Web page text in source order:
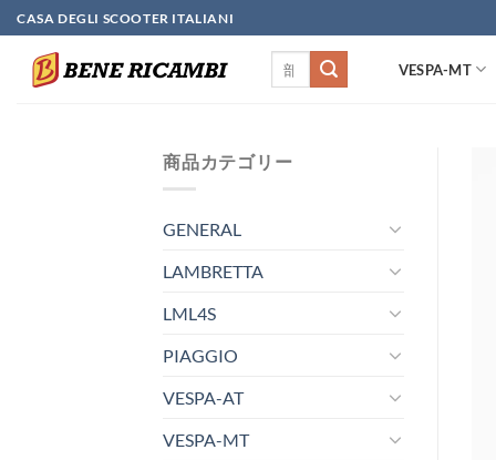
Skip
to
content
CASA DEGLI SCOOTER ITALIANI
VESPA-MT
商品カテゴリー
GENERAL
LAMBRETTA
LML4S
PIAGGIO
VESPA-AT
VESPA-MT